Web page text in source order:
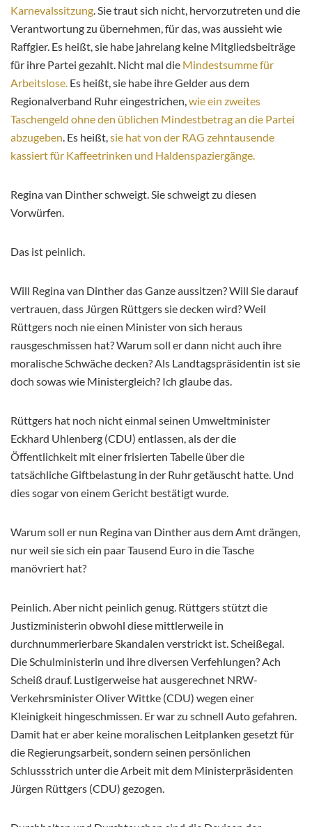
Karnevalssitzung. Sie traut sich nicht, hervorzutreten und die
Verantwortung zu übernehmen, für das, was aussieht wie
Raffgier. Es heißt, sie habe jahrelang keine Mitgliedsbeiträge
für ihre Partei gezahlt. Nicht mal die Mindestsumme für
Arbeitslose. Es heißt, sie habe ihre Gelder aus dem
Regionalverband Ruhr eingestrichen,wie ein zweites
Taschengeld ohne den üblichen Mindestbetrag an die Partei
abzugeben. Es heißt,sie hat von der RAG zehntausende
kassiert für Kaffeetrinken und Haldenspaziergänge.
Regina van Dinther schweigt. Sie schweigt zu diesen
Vorwürfen.
Das ist peinlich.
Will Regina van Dinther das Ganze aussitzen? Will Sie darauf
vertrauen, dass Jürgen Rüttgers sie decken wird? Weil
Rüttgers noch nie einen Minister von sich heraus
rausgeschmissen hat? Warum soll er dann nicht auch ihre
moralische Schwäche decken? Als Landtagspräsidentin ist sie
doch sowas wie Ministergleich? Ich glaube das.
Rüttgers hat noch nicht einmal seinen Umweltminister
Eckhard Uhlenberg (CDU) entlassen, als der die
Öffentlichkeit mit einer frisierten Tabelle über die
tatsächliche Giftbelastung in der Ruhr getäuscht hatte. Und
dies sogar von einem Gericht bestätigt wurde.
Warum soll er nun Regina van Dinther aus dem Amt drängen,
nur weil sie sich ein paar Tausend Euro in die Tasche
manövriert hat?
Peinlich. Aber nicht peinlich genug. Rüttgers stützt die
Justizministerin obwohl diese mittlerweile in
durchnummerierbare Skandalen verstrickt ist. Scheißegal.
Die Schulministerin und ihre diversen Verfehlungen? Ach
Scheiß drauf. Lustigerweise hat ausgerechnet NRW-
Verkehrsminister Oliver Wittke (CDU) wegen einer
Kleinigkeit hingeschmissen. Er war zu schnell Auto gefahren.
Damit hat er aber keine moralischen Leitplanken gesetzt für
die Regierungsarbeit, sondern seinen persönlichen
Schlussstrich unter die Arbeit mit dem Ministerpräsidenten
Jürgen Rüttgers (CDU) gezogen.